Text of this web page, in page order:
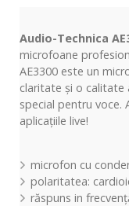
Audio-Technica
microfoane
AE3300 este un
claritate și o calitate
special pentru voce.
aplicațiile live!
microfon cu
polaritatea:
răspuns in